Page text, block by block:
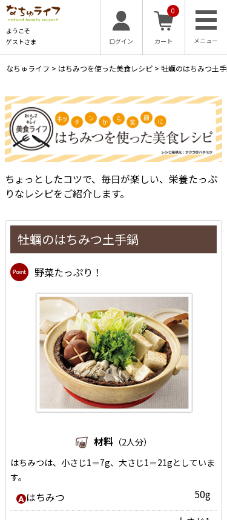
ようこそ
ゲストさま
ログイン
0
カート
なちゅライフ > はちみつを使った美食レシピ > 牡蠣のはちみつ土手
ちょっとしたコツで、毎日が楽しい、栄養たっぷ
りなレシピをご紹介します。
牡蠣のはちみつ土手鍋
野菜たっぷり！
材料（2人分）
はちみつは、小さじ1＝7g、大さじ1＝21gとしていま
す。
はちみつ 50g